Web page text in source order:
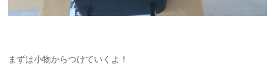
まずは小物からつけていくよ！